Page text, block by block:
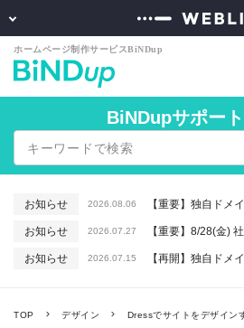
BiNDupサポー
お知らせ 2026.08.06
お知らせ 2026.07.27
お知らせ 2026.07.15
TOP デザイン Dressでサイトをデザイン